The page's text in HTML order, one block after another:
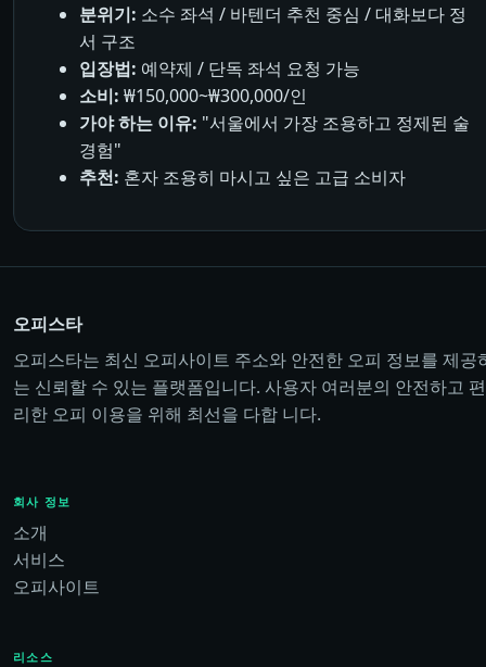
분위기: 소수 좌석 / 바텐더 추천 중심 / 대화보다 정
서 구조
입장법: 예약제 / 단독 좌석 요청 가능
소비: ₩150,000~₩300,000/인
가야 하는 이유: "서울에서 가장 조용하고 정제된 술
경험"
추천: 혼자 조용히 마시고 싶은 고급 소비자
오피스타
오피스타는 최신 오피사이트 주소와 안전한 오피 정보를 제공
는 신뢰할 수 있는 플랫폼입니다. 사용자 여러분의 안전하고 편
리한 오피 이용을 위해 최선을 다합 니다.
회사 정보
소개
서비스
오피사이트
리소스